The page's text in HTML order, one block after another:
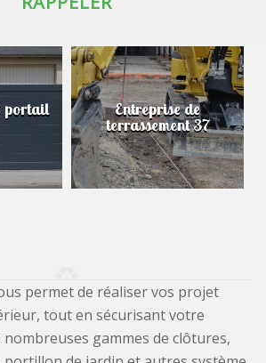
portail Entreprise de
terrassement 37
permet de réaliser vos projet
tout en sécurisant votre
gammes de clôtures,